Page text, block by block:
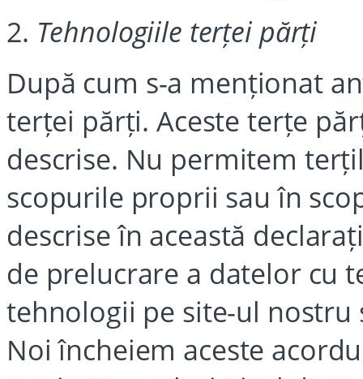
2. Tehnologiile terței părți
După cum s-a menționat
terței părți. Aceste terțe
descrise. Nu permitem
scopurile proprii sau în
descrise în această
de prelucrare a datelor cu
tehnologii pe site-ul
Noi încheiem aceste